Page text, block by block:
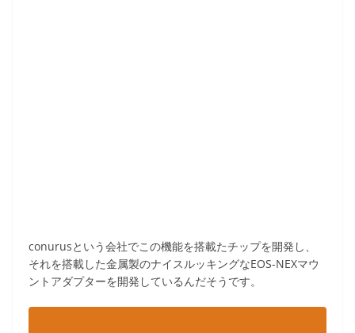
conurusという会社でこの機能を搭載たチップを開発し、
それを搭載した金属製のナイスルッキングなEOS-NEXマウ
ントアダプターを開発しているんだそうです。